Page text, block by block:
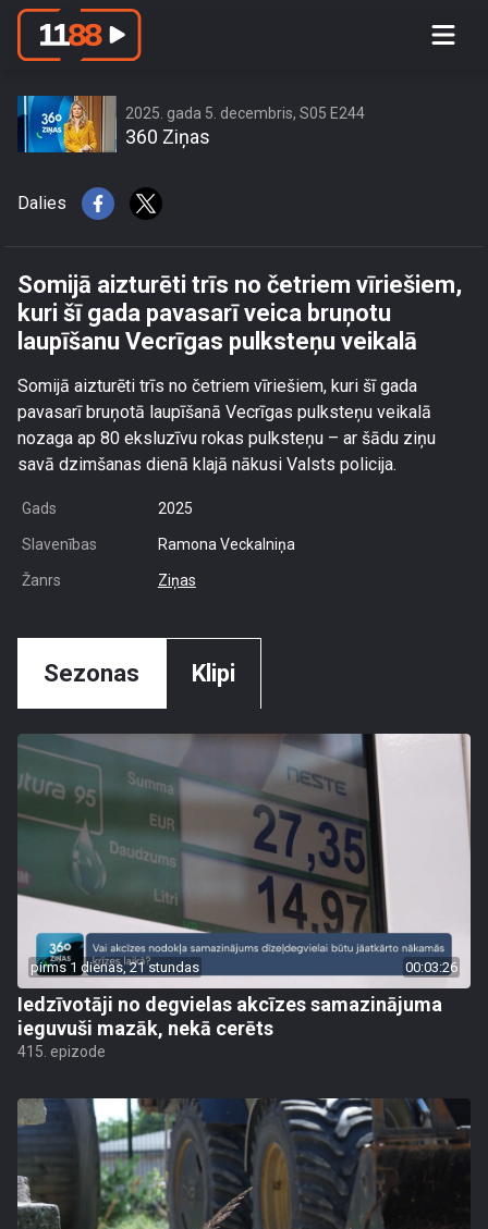
Somijā aizturēti trīs no četriem
vīriešiem, kuri šī gada pavasarī veica
veikalā
2025. gada 5. decembris, S05 E244
360 Ziņas
Dalies
Somijā aizturēti trīs no četriem vīriešiem,
kuri šī gada pavasarī veica bruņotu
laupīšanu Vecrīgas pulksteņu veikalā
Somijā aizturēti trīs no četriem vīriešiem, kuri šī gada
pavasarī bruņotā laupīšanā Vecrīgas pulksteņu veikalā
nozaga ap 80 eksluzīvu rokas pulksteņu – ar šādu ziņu
savā dzimšanas dienā klajā nākusi Valsts policija.
Gads 2025
Slavenības Ramona Veckalniņa
Žanrs Ziņas
Sezonas Klipi
pirms 1 dienas, 21 stundas 00:03:26
Iedzīvotāji no degvielas akcīzes samazinājuma
ieguvuši mazāk, nekā cerēts
415. epizode